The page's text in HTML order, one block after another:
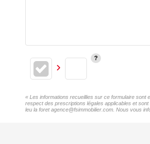
« Les informations recueillies sur ce formulaire sont
respect des prescriptions légales applicables et
leu la foret agence@fsimmobilier.com. Nous vous